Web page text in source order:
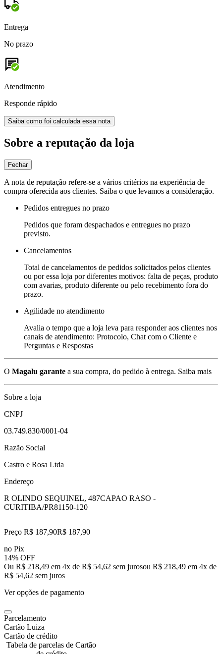
Entrega
No prazo
Atendimento
Responde rápido
Saiba como foi calculada essa nota
Sobre a reputação da loja
Fechar
A nota de reputação refere-se a vários critérios na experiência de
compra oferecida aos clientes. Saiba o que levamos a consideração.
Pedidos entregues no prazo
Pedidos que foram despachados e entregues no prazo
previsto.
Cancelamentos
Total de cancelamentos de pedidos solicitados pelos clientes
ou por essa loja por diferentes motivos: falta de peças, produto
com avarias, produto diferente ou pelo recebimento fora do
prazo.
Agilidade no atendimento
Avalia o tempo que a loja leva para responder aos clientes nos
canais de atendimento: Protocolo, Chat com o Cliente e
Perguntas e Respostas
O Magalu garante a sua compra, do pedido à entrega. Saiba mais
Sobre a loja
CNPJ
03.749.830/0001-04
Razão Social
Castro e Rosa Ltda
Endereço
R OLINDO SEQUINEL, 487CAPAO RASO -
CURITIBA/PR81150-120
Preço R$ 187,90R$ 187,90
no Pix
14% OFF
Ou R$ 218,49 em 4x de R$ 54,62 sem jurosou R$ 218,49 em 4x de
R$ 54,62 sem juros
Ver opções de pagamento
Parcelamento
Cartão Luiza
Cartão de crédito
Tabela de parcelas de Cartão